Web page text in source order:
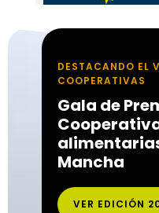
DESTACANDO EL
COOPERATIVAS
Gala de
Mancha
VER EDICIÓN